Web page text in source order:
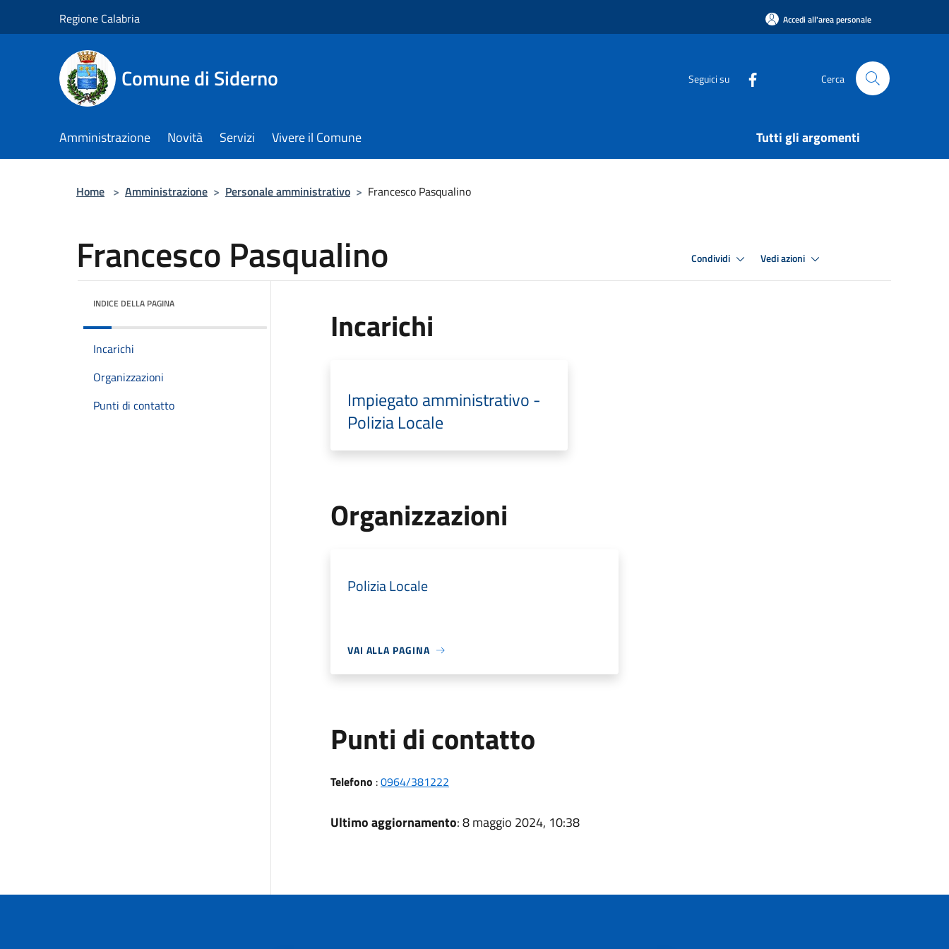
Regione Calabria Accedi all'area personale
Comune di Siderno Seguici su Cerca
Amministrazione Novità Servizi Vivere il Comune Tutti gli argomenti
Home > Amministrazione > Personale amministrativo > Francesco Pasqualino
Francesco Pasqualino Condividi Vedi azioni
INDICE DELLA PAGINA
Incarichi
Organizzazioni
Punti di contatto
Incarichi
Impiegato amministrativo -
Polizia Locale
Organizzazioni
Polizia Locale
VAI ALLA PAGINA
Punti di contatto
Telefono :0964/381222
Ultimo aggiornamento: 8 maggio 2024, 10:38